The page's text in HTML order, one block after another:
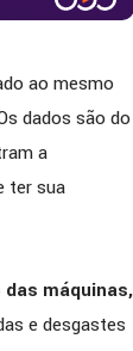
ao mesmo
dados são do
a
ter sua
máquinas,
e desgastes